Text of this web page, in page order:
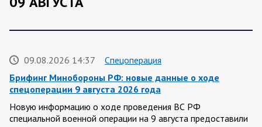
09.08.2026 14:37
Спецоперация
Брифинг Минобороны РФ: новые данные о ходе
спецоперации 9 августа 2026 года
Новую информацию о ходе проведения ВС РФ
специальной военной операции на 9 августа предоставили